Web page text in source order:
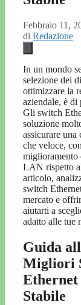
Febbraio 11,
di Redazione
In un mondo
selezione dei
ottimizzare la
aziendale, è di
Gli switch
soluzione
assicurare una
che veloce,
miglioramento
LAN rispetto
articolo,
switch
mercato e
aiutarti a
adatto alle tue
Guida
Migliori
Ethernet
Stabile